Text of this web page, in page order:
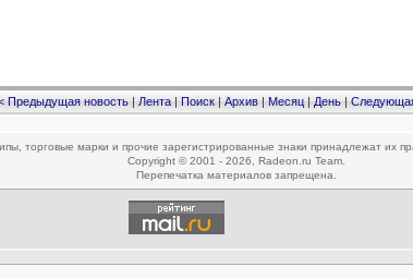
Предыдущая новость Лента| Поиск Архив Месяц День
торговые марки и прочие зарегистрированные знаки принадлежат их
Copyright © 2001 - 2026, Radeon.ru Team.
Перепечатка материалов запрещена.